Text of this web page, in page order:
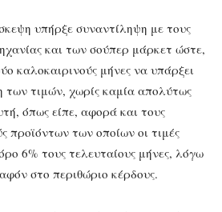
υπήρξε συναντίληψη με τους
και των σούπερ μάρκετ ώστε,
καλοκαιρινούς μήνες να υπάρξει
των τιμών, χωρίς καμία απολύτως
όπως είπε, αφορά και τους
προϊόντων των οποίων οι τιμές
6% τους τελευταίους μήνες, λόγω
στο περιθώριο κέρδους.